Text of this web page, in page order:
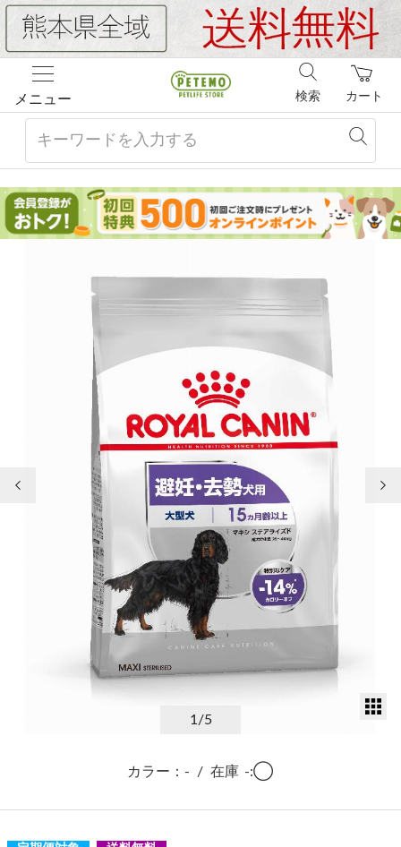
メニュー カート
検索
1/5
カラー：- / 在庫 -:◯